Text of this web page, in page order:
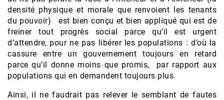
densité physique et morale que renvoient les tenants
du pouvoir) est bien conçu et bien appliqué qui est de
freiner tout progrès social parce qu’il est urgent
d’attendre, pour ne pas libérer les populations : d’où la
cassure entre un gouvernement toujours en retard
parce qu’il donne moins que promis, par rapport aux
populations qui en demandent toujours plus.
Ainsi, il ne faudrait pas relever le semblant de fautes